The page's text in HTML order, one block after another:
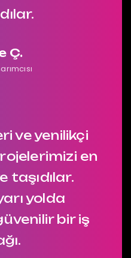
Ç.
ve yenilikçi
en
taşıdılar.
yolda
bir iş